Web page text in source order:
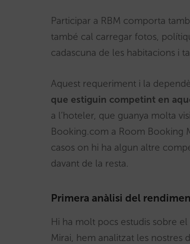
Participar a RBM comporta
també cal carregar fotos,
cadascuna de les habitacions i
Aquest requeriment i la
que estiguin competint en
a l’hoteler, que guanya molta
Booking.com a Room Booking
casos on hi ha algun altre
davant de la resta.
Primera anàlisi del
Hi ha molt pocs estudis sobre
Mirai, hem analitzat les nostres